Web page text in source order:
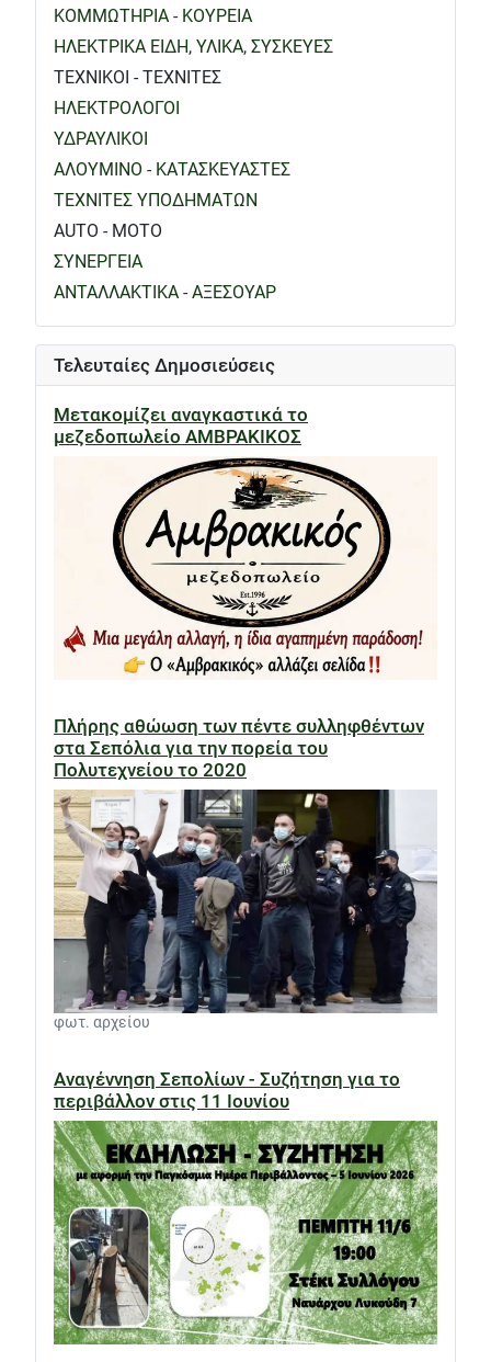
ΚΟΜΜΩΤΗΡΙΑ - ΚΟΥΡΕΙΑ
ΗΛΕΚΤΡΙΚΑ ΕΙΔΗ, ΥΛΙΚΑ, ΣΥΣΚΕΥΕΣ
ΤΕΧΝΙΚΟΙ - ΤΕΧΝΙΤΕΣ
ΗΛΕΚΤΡΟΛΟΓΟΙ
ΥΔΡΑΥΛΙΚΟΙ
ΑΛΟΥΜΙΝΟ - ΚΑΤΑΣΚΕΥΑΣΤΕΣ
ΤΕΧΝΙΤΕΣ ΥΠΟΔΗΜΑΤΩΝ
AUTO - MOTO
ΣΥΝΕΡΓΕΙΑ
ΑΝΤΑΛΛΑΚΤΙΚΑ - ΑΞΕΣΟΥΑΡ
Τελευταίες Δημοσιεύσεις
Μετακομίζει αναγκαστικά το
μεζεδοπωλείο ΑΜΒΡΑΚΙΚΟΣ
Πλήρης αθώωση των πέντε συλληφθέντων
στα Σεπόλια για την πορεία του
Πολυτεχνείου το 2020
φωτ. αρχείου
Αναγέννηση Σεπολίων - Συζήτηση για το
περιβάλλον στις 11 Ιουνίου